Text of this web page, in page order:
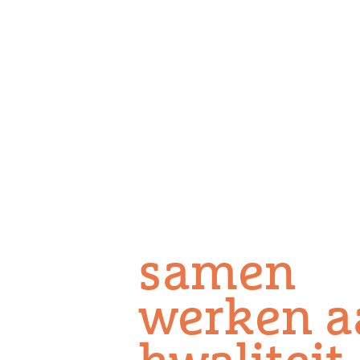
samen
werken